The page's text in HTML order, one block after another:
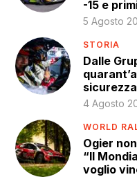
-15 e
5 Agosto
STORIA
Dalle
4 Agosto
WORLD
Ogier
“Il
voglio